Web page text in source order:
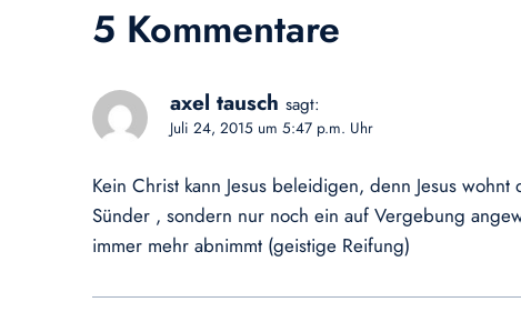
5 Kommentare
axel tausch sagt:
Juli 24, 2015 um 5:47 p.m. Uhr
Kein Christ kann Jesus beleidigen, denn Jesus
Sünder , sondern nur noch ein auf Vergebung
immer mehr abnimmt (geistige Reifung)